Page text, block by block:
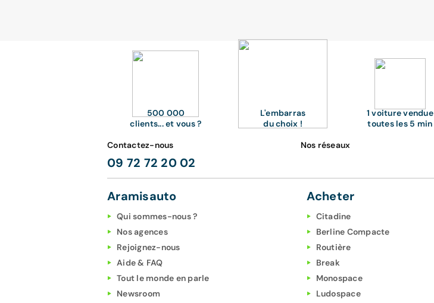
500 000
clients... et vous ?
L'embarras
du choix !
1 voiture vendue
toutes les 5 min
Contactez-nous
09 72 72 20 02
Nos réseaux
Aramisauto
Qui sommes-nous ?
Nos agences
Rejoignez-nous
Aide & FAQ
Tout le monde en parle
Newsroom
Acheter
Citadine
Berline Compacte
Routière
Break
Monospace
Ludospace